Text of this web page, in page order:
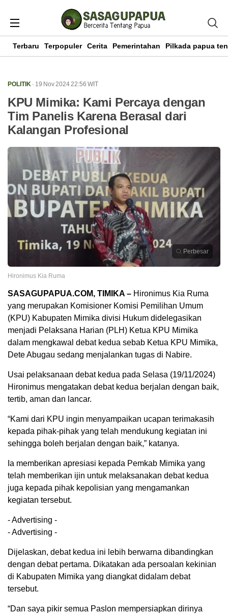
Terbaru Terpopuler Cerita Pemerintahan Pilkada papua
POLITIK · 19 Nov 2024 22:56 WIT
KPU Mimika: Kami Percaya dengan
Tim Panelis Karena Berasal dari
Kalangan Profesional
Perbesar
Hironimus Kia Ruma
SASAGUPAPUA.COM, TIMIKA – Hironimus Kia Ruma
yang merupakan Komisioner Komisi Pemilihan Umum
(KPU) Kabupaten Mimika divisi Hukum didelegasikan
menjadi Pelaksana Harian (PLH) Ketua KPU Mimika
dalam mengkawal debat kedua sebab Ketua KPU Mimika,
Dete Abugau sedang menjalankan tugas di Nabire.
Usai pelaksanaan debat kedua pada Selasa (19/11/2024)
Hironimus mengatakan debat kedua berjalan dengan baik,
tertib, aman dan lancar.
“Kami dari KPU ingin menyampaikan ucapan terimakasih
kepada pihak-pihak yang telah mendukung kegiatan ini
sehingga boleh berjalan dengan baik,” katanya.
Ia memberikan apresiasi kepada Pemkab Mimika yang
telah memberikan ijin untuk melaksanakan debat kedua
juga kepada pihak kepolisian yang mengamankan
kegiatan tersebut.
- Advertising -
- Advertising -
Dijelaskan, debat kedua ini lebih berwarna dibandingkan
dengan debat pertama. Dikatakan ada persoalan kekinian
di Kabupaten Mimika yang diangkat didalam debat
tersebut.
“Dan saya pikir semua Paslon mempersiapkan dirinya